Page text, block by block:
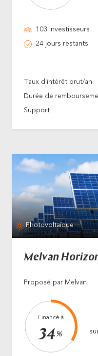
103 investisseurs
24 jours restants
Taux d'intérêt brut/an
Durée de
Support
Photovoltaïque
Melvan
Proposé par Melvan
Financé à
34%